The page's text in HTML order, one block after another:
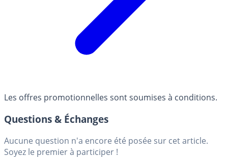
Les offres promotionnelles sont soumises à conditions.
Questions & Échanges
Aucune question n'a encore été posée sur cet article.
Soyez le premier à participer !